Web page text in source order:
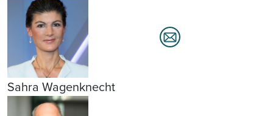
Sahra Wagenknecht